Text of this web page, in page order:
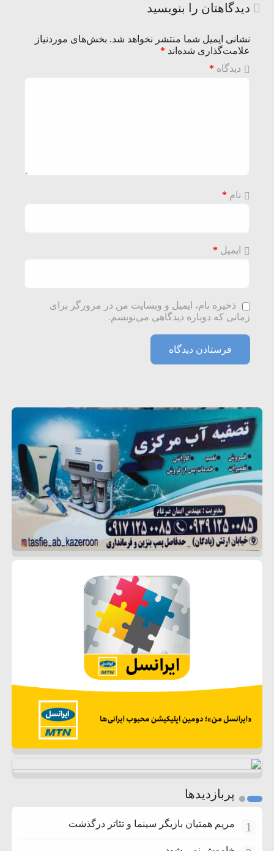
دیدگاهتان را بنویسید
نشانی ایمیل شما منتشر نخواهد شد. بخش‌های موردنیاز
علامت‌گذاری شده‌اند *
دیدگاه *
نام *
ایمیل *
ذخیره نام، ایمیل و وبسایت من در مرورگر برای
زمانی که دوباره دیدگاهی می‌نویسم.
پربازدیدها
1 مریم همتیان بازیگر سینما و تئاتر درگذشت